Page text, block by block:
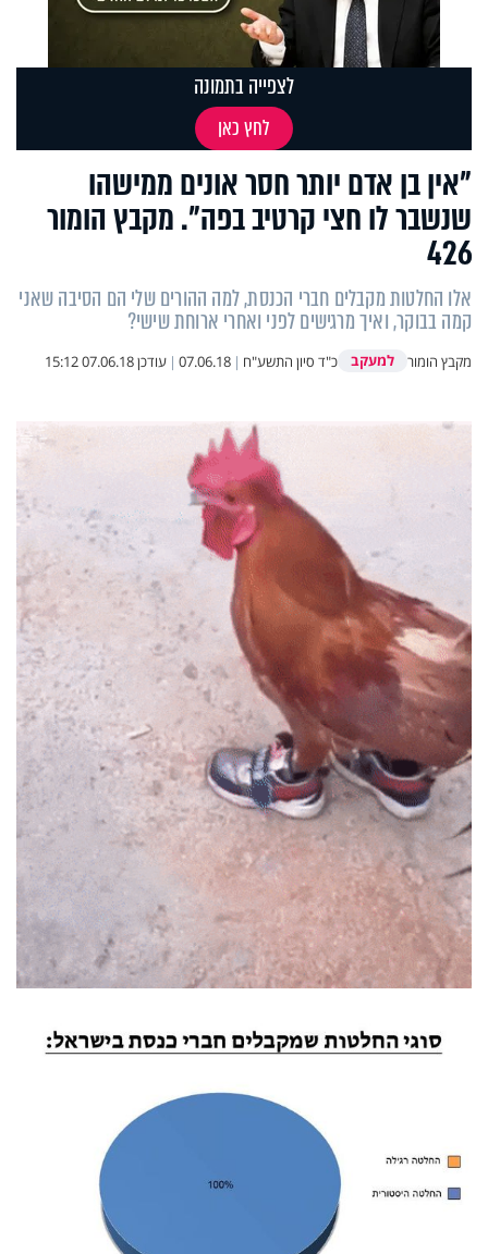
"אין בן אדם יותר חסר אונים ממישהו
שנשבר לו חצי קרטיב בפה". מקבץ הומור
426
אלו החלטות מקבלים חברי הכנסת, למה ההורים שלי הם הסיבה שאני
קמה בבוקר, ואיך מרגישים לפני ואחרי ארוחת שישי?
מקבץ הומור למעקב כ"ד סיון התשע"ח |
07.06.18
| עודכן07.06.18 15:12
לצפייה בתמונה
לחץ כאן